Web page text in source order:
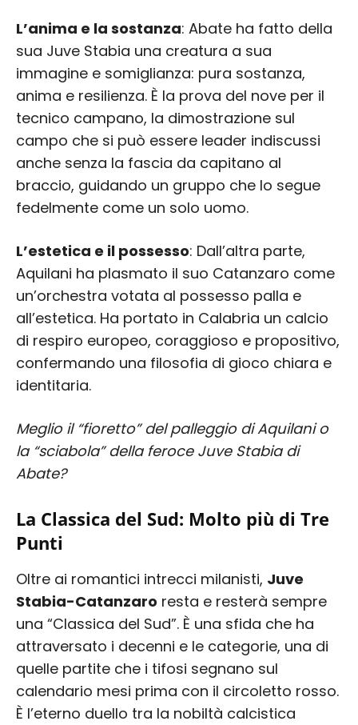
L’anima e la sostanza: Abate ha fatto della
sua Juve Stabia una creatura a sua
immagine e somiglianza: pura sostanza,
anima e resilienza. È la prova del nove per il
tecnico campano, la dimostrazione sul
campo che si può essere leader indiscussi
anche senza la fascia da capitano al
braccio, guidando un gruppo che lo segue
fedelmente come un solo uomo.
L’estetica e il possesso: Dall’altra parte,
Aquilani ha plasmato il suo Catanzaro come
un’orchestra votata al possesso palla e
all’estetica. Ha portato in Calabria un calcio
di respiro europeo, coraggioso e propositivo,
confermando una filosofia di gioco chiara e
identitaria.
Meglio il “fioretto” del palleggio di Aquilani o
la “sciabola” della feroce Juve Stabia di
Abate?
La Classica del Sud: Molto più di Tre
Punti
Oltre ai romantici intrecci milanisti, Juve
Stabia-Catanzaro resta e resterà sempre
una “Classica del Sud”. È una sfida che ha
attraversato i decenni e le categorie, una di
quelle partite che i tifosi segnano sul
calendario mesi prima con il circoletto rosso.
È l’eterno duello tra la nobiltà calcistica